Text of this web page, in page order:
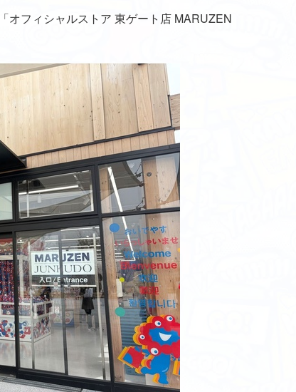
オフィシャルストア 東ゲート店 MARUZEN